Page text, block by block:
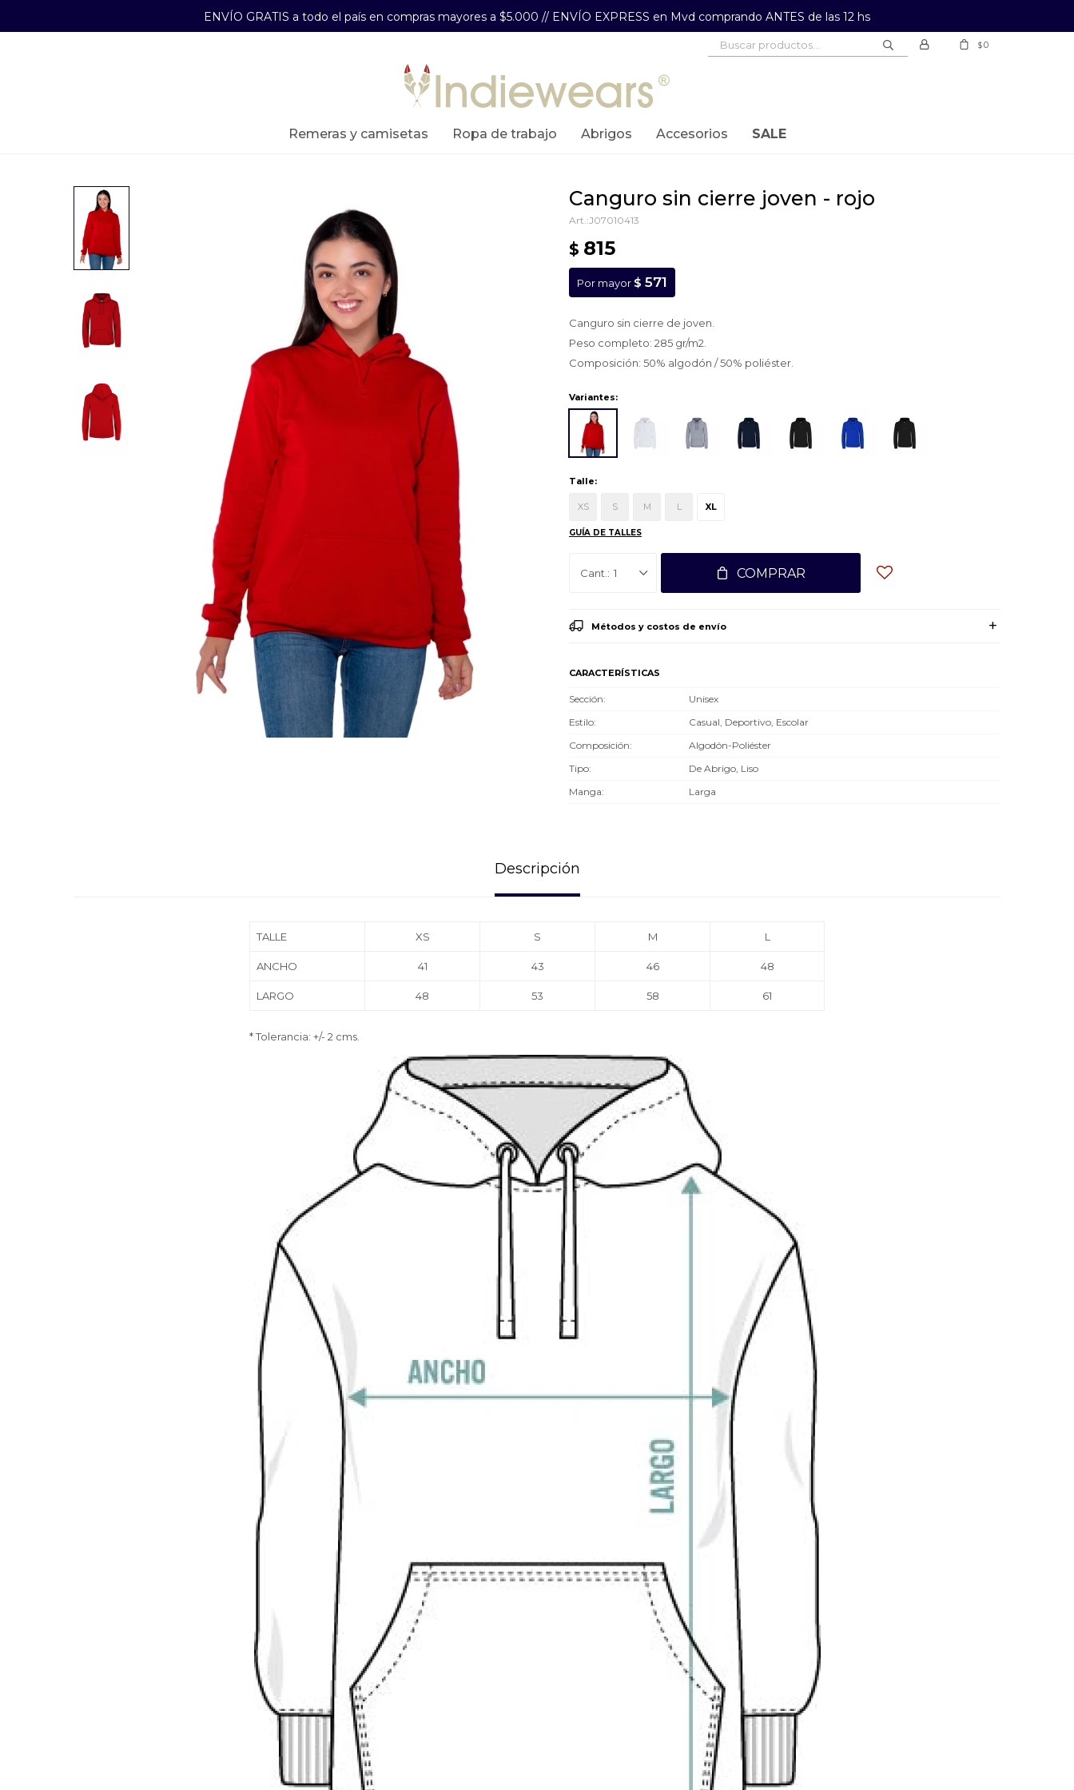
ENVÍO GRATIS a todo el país en compras mayores a $5.000 // ENVÍO EXPRESS en Mvd comprando ANTES de las 12 hs
remeras y camisetas ropa de trabajo abrigos accesorios SALE
$0
canguro sin cierre joven - rojo
J07010413
$ 815
Por mayor $ 571
Canguro sin cierre de joven.
Peso completo: 285 gr/m2.
Composición: 50% algodón / 50% poliéster.
Variantes:
Talle:
XS S M L XL
GUÍA DE TALLES
1 COMPRAR
Métodos y costos de envío
CARACTERÍSTICAS
Sección
Unisex
Estilo
Casual, Deportivo, Escolar
Composición
Algodón-Poliéster
Tipo
De Abrigo, Liso
Manga
Larga
Descripción
TALLE XS S M L
ANCHO 41 43 46 48
LARGO 48 53 58 61
* Tolerancia: +/- 2 cms.